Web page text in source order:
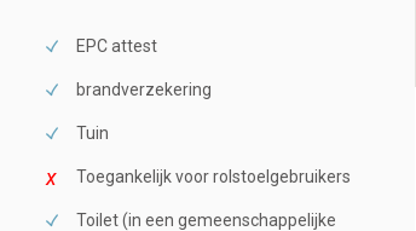
EPC attest
brandverzekering
Tuin
Toegankelijk voor rolstoelgebruikers
Toilet (in een gemeenschappelijke